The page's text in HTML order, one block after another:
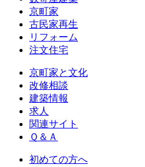
京町家
古民家再生
リフォーム
注文住宅
京町家と文化
改修相談
建築情報
求人
関連サイト
Ｑ＆Ａ
初めての方へ